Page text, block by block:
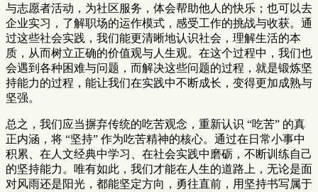
与志愿者活动，为社区服务，体会帮助他人的快乐；也可以去
企业实习，了解职场的运作模式，感受工作的挑战与收获。通
过这些社会实践，我们能更清晰地认识社会，理解生活的本
质，从而树立正确的价值观与人生观。在这个过程中，我们也
会遇到各种困难与问题，而解决这些问题的过程，就是锻炼坚
持能力的过程，能让我们在实践中不断成长，变得更加成熟与
坚强。
总之，我们应当摒弃传统的吃苦观念，重新认识 “吃苦” 的真
正内涵，将 “坚持” 作为吃苦精神的核心。通过在日常小事中
积累、在人文经典中学习、在社会实践中磨砺，不断训练自己
的坚持能力。唯有如此，我们才能在人生的道路上，无论是面
对风雨还是阳光，都能坚定方向，勇往直前，用坚持书写属于